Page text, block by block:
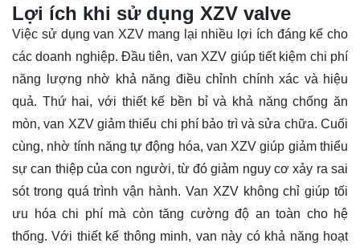
Lợi ích khi sử dụng XZV valve
Việc sử dụng van XZV mang lại nhiều lợi ích đáng kể cho
các doanh nghiệp. Đầu tiên, van XZV giúp tiết kiệm chi phí
năng lượng nhờ khả năng điều chỉnh chính xác và hiệu
quả. Thứ hai, với thiết kế bền bỉ và khả năng chống ăn
mòn, van XZV giảm thiểu chi phí bảo trì và sửa chữa. Cuối
cùng, nhờ tính năng tự động hóa, van XZV giúp giảm thiểu
sự can thiệp của con người, từ đó giảm nguy cơ xảy ra sai
sót trong quá trình vận hành. Van XZV không chỉ giúp tối
ưu hóa chi phí mà còn tăng cường độ an toàn cho hệ
thống. Với thiết kế thông minh, van này có khả năng hoạt